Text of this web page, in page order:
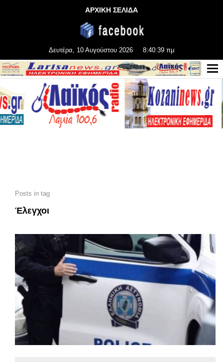
ΑΡΧΙΚΗ ΣΕΛΙΔΑ
Δευτέρα, 10 Αυγούστου 2026 8:40:41 πμ
Posts in tag
Έλεγχοι